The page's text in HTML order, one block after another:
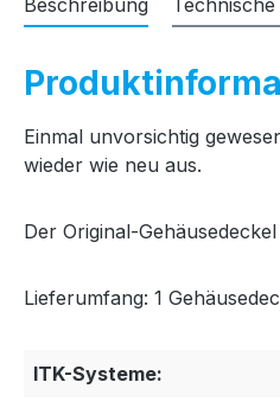
Beschreibung
Einmal unvorsichtig
wieder wie neu aus.
Der Original-
Lieferumfang: 1
ITK-Systeme: